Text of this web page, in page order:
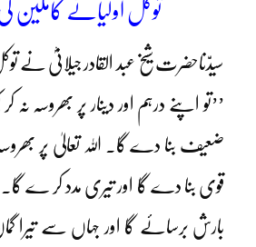
توکل اولیائے کاملین
سیدّناحضرت شیخ عبد القادر جیلانیؓ نے
’’تو اپنے درہم اور دینار پر بھروسہ نہ کر
ضعیف بنا دے گا۔ اللہ تعالیٰ پر
قوی بنا دے گا اور تیری مدد کر ے
بارش برسائے گا اور جہاں سے تیرا